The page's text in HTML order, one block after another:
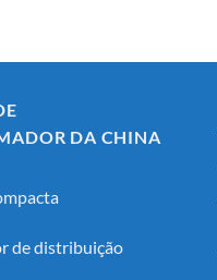
DA CHINA
de distribuição